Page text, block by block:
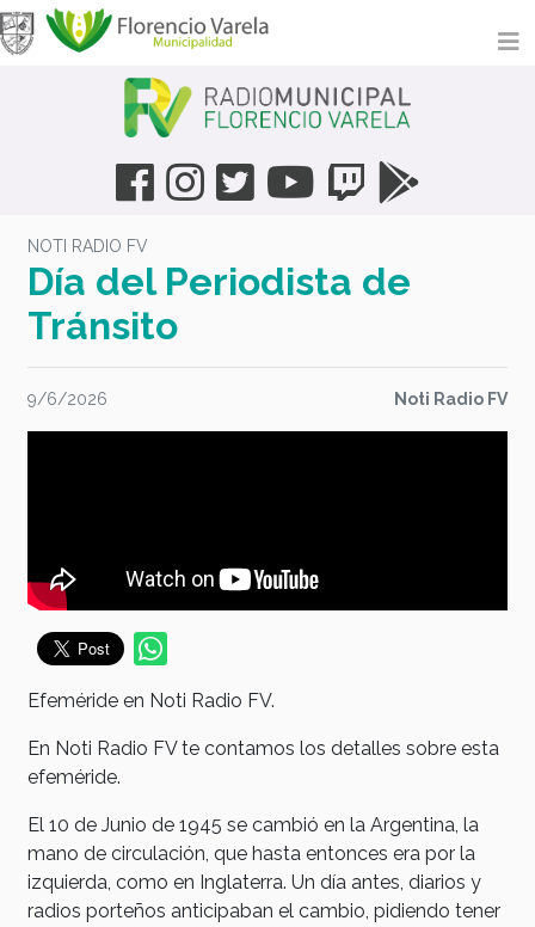
NOTI RADIO FV
Día del Periodista de
Tránsito
9/6/2026 Noti Radio FV
Efeméride en Noti Radio FV.
En Noti Radio FV te contamos los detalles sobre esta
efeméride.
El 10 de Junio de 1945 se cambió en la Argentina, la
mano de circulación, que hasta entonces era por la
izquierda, como en Inglaterra. Un día antes, diarios y
radios porteños anticipaban el cambio, pidiendo tener